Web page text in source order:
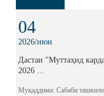
04
2026/июн
Дастаи "Муттаҳид
2026 ...
Муқаддима: Сабаби